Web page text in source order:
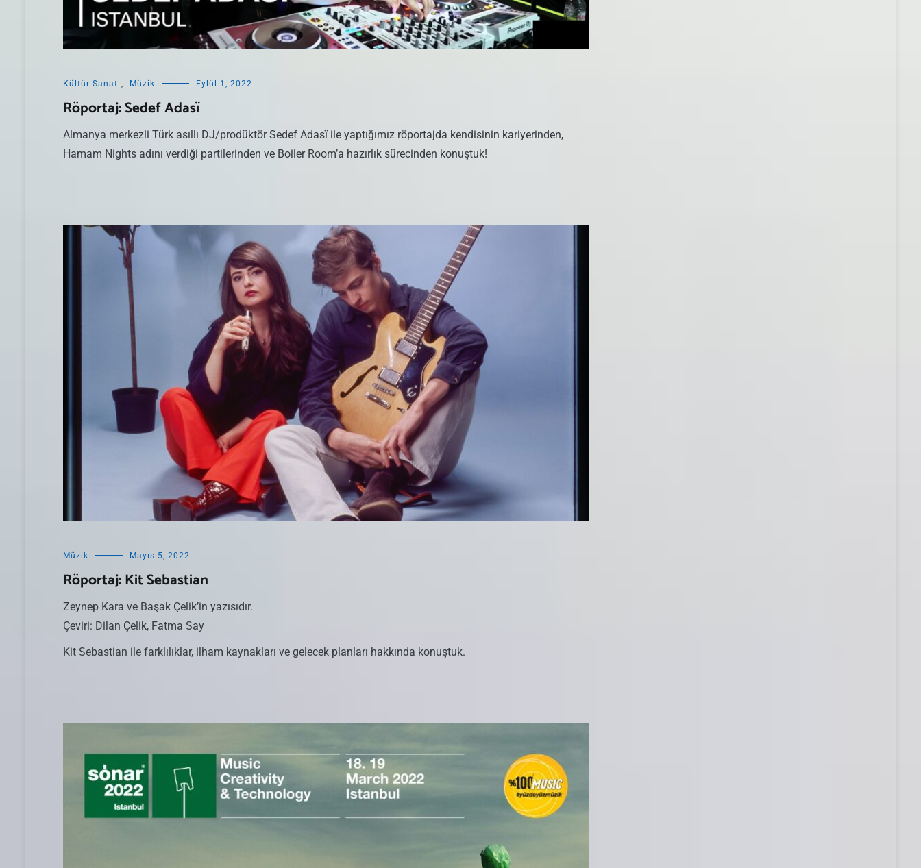
Kültür Sanat , Müzik Eylül 1, 2022
Röportaj: Sedef Adasï
Almanya merkezli Türk asıllı DJ/prodüktör Sedef Adasï ile yaptığımız röportajda kendisinin kariyerinden,
Hamam Nights adını verdiği partilerinden ve Boiler Room’a hazırlık sürecinden konuştuk!
Müzik Mayıs 5, 2022
Röportaj: Kit Sebastian
Zeynep Kara ve Başak Çelik’in yazısıdır.
Çeviri: Dilan Çelik, Fatma Say
Kit Sebastian ile farklılıklar, ilham kaynakları ve gelecek planları hakkında konuştuk.